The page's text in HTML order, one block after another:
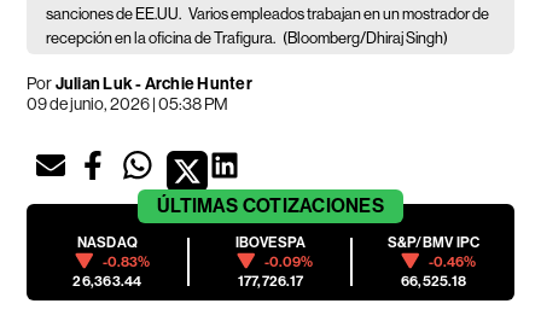
sanciones de EE.UU. Varios empleados trabajan en un mostrador de
recepción en la oficina de Trafigura. (Bloomberg/Dhiraj Singh)
PorJulian Luk - Archie Hunter
09 de junio, 2026 | 05:38 PM
ÚLTIMAS COTIZACIONES
NASDAQ
-0.83%
26,363.44
IBOVESPA
-0.09%
177,726.17
S&P/BMV IPC
-0.46%
66,525.18